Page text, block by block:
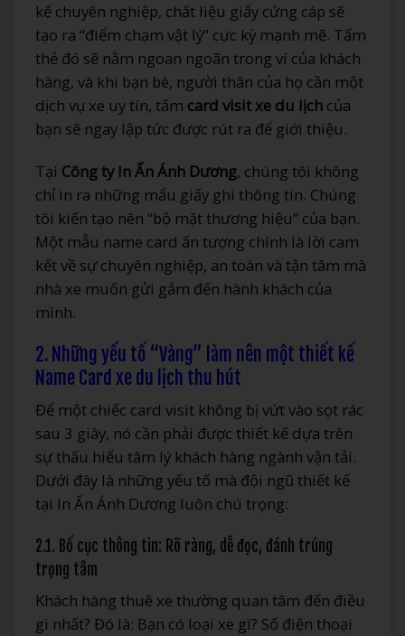
kế chuyên nghiệp, chất liệu giấy cứng cáp sẽ
tạo ra “điểm chạm vật lý” cực kỳ mạnh mẽ. Tấm
thẻ đó sẽ nằm ngoan ngoãn trong ví của khách
hàng, và khi bạn bè, người thân của họ cần một
dịch vụ xe uy tín, tấm card visit xe du lịch của
bạn sẽ ngay lập tức được rút ra để giới thiệu.
Tại Công ty In Ấn Ánh Dương, chúng tôi không
chỉ in ra những mẩu giấy ghi thông tin. Chúng
tôi kiến tạo nên “bộ mặt thương hiệu” của bạn.
Một mẫu name card ấn tượng chính là lời cam
kết về sự chuyên nghiệp, an toàn và tận tâm mà
nhà xe muốn gửi gắm đến hành khách của
mình.
2. Những yếu tố “Vàng” làm nên một thiết kế
Name Card xe du lịch thu hút
Để một chiếc card visit không bị vứt vào sọt rác
sau 3 giây, nó cần phải được thiết kế dựa trên
sự thấu hiểu tâm lý khách hàng ngành vận tải.
Dưới đây là những yếu tố mà đội ngũ thiết kế
tại In Ấn Ánh Dương luôn chú trọng:
2.1. Bố cục thông tin: Rõ ràng, dễ đọc, đánh trúng
trọng tâm
Khách hàng thuê xe thường quan tâm đến điều
gì nhất? Đó là: Bạn có loại xe gì? Số điện thoại